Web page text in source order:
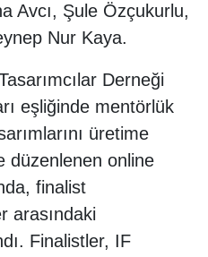
Avcı, Şule Özçukurlu,
Nur Kaya.
Derneği
eşliğinde mentörlük
üretime
düzenlenen online
finalist
arasındaki
Finalistler, IF